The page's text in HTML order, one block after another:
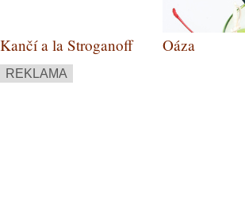
Kančí a la Stroganoff Oáza
REKLAMA